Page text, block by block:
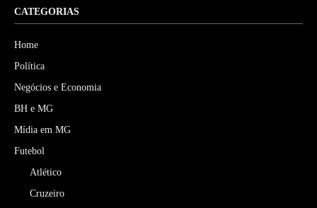
CATEGORIAS
Home
Política
Negócios e Economia
BH e MG
Mídia em MG
Futebol
Atlético
Cruzeiro